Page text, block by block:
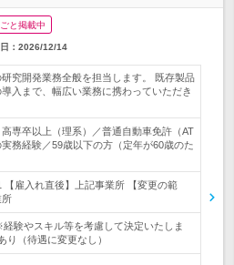
と掲載中
： 2026/12/14
究開発業務全般を担当します。 既存製品
入まで、幅広い業務に携わっていただき
専卒以上（理系）／普通自動車免許（AT
務経験／59歳以下の方（定年が60歳のた
【雇入れ直後】上記事業所 【変更の範
所
験やスキル等を考慮して決定いたしま
（待遇に変更なし）